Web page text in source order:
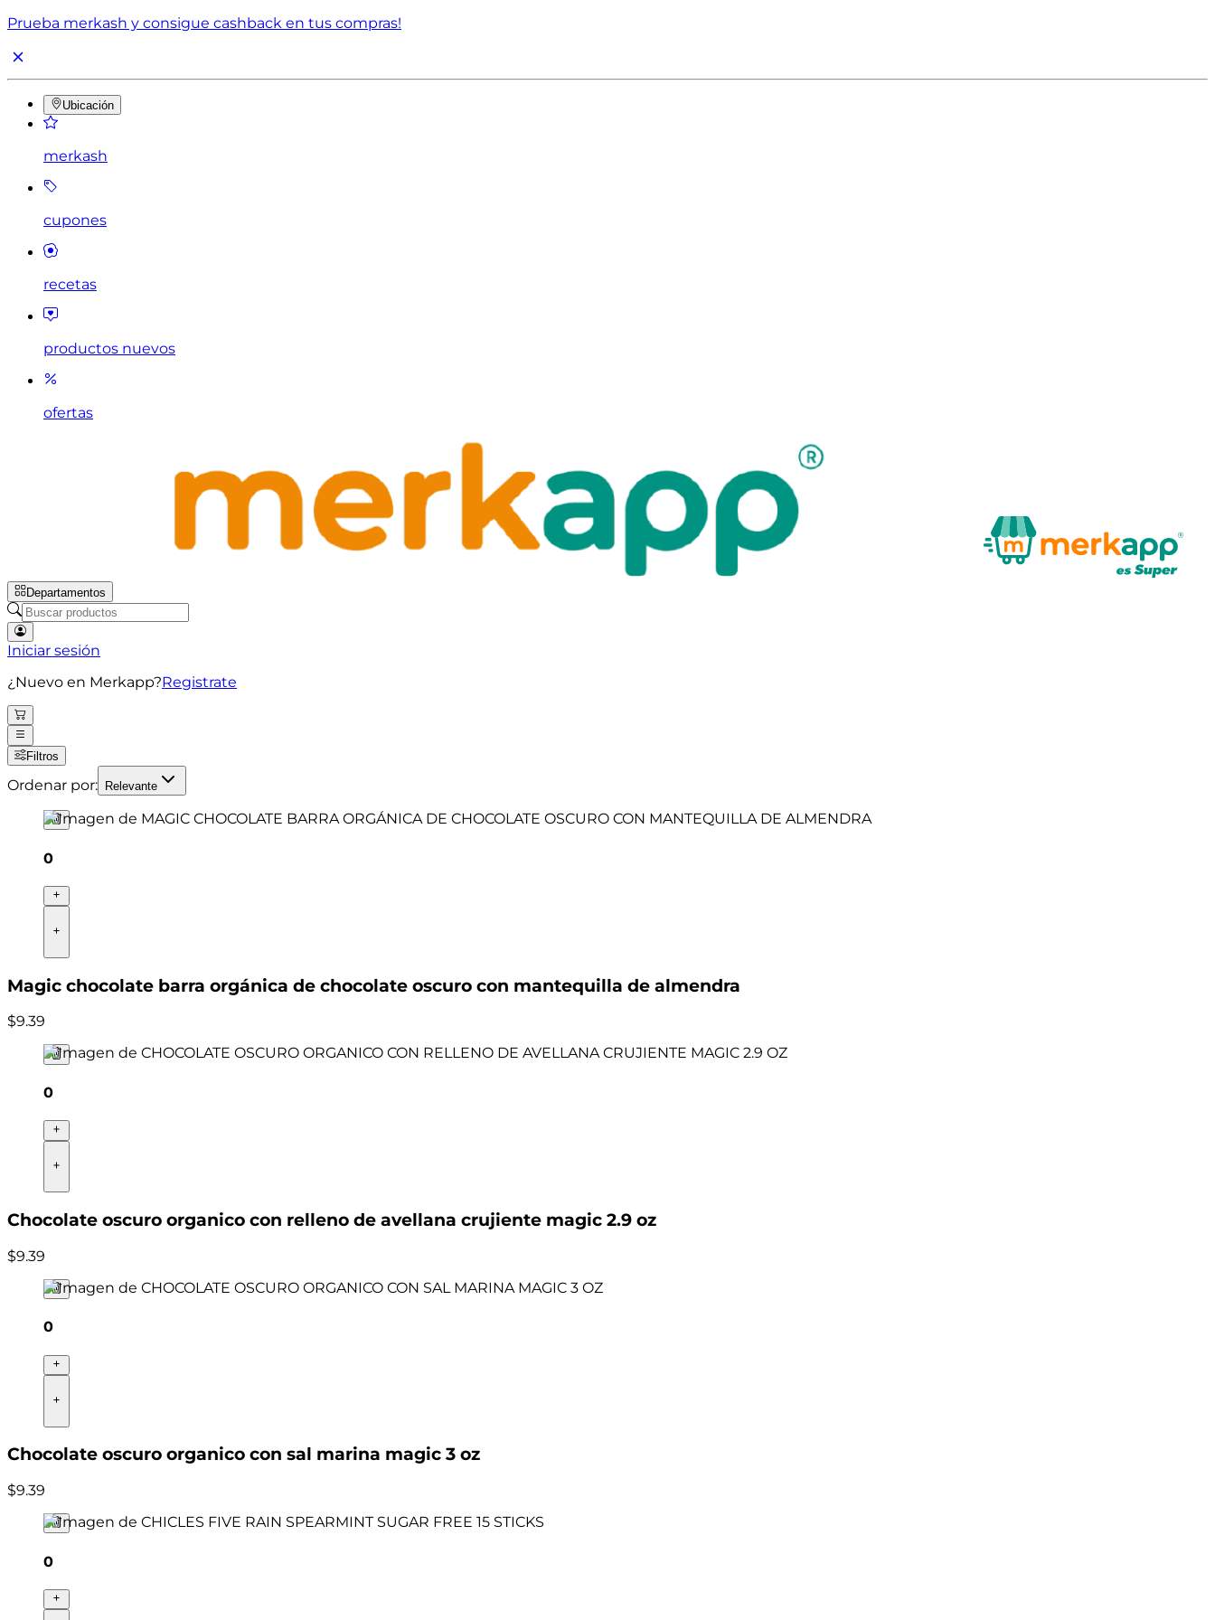
Prueba merkash y consigue cashback en tus compras!
Ubicación
merkash
cupones
recetas
productos nuevos
ofertas
Departamentos
Iniciar sesión
¿Nuevo en Merkapp?Registrate
Filtros
Ordenar por: Relevante
0
Magic chocolate barra orgánica de chocolate oscuro con mantequilla de almendra
$9.39
0
Chocolate oscuro organico con relleno de avellana crujiente magic 2.9 oz
$9.39
0
Chocolate oscuro organico con sal marina magic 3 oz
$9.39
0